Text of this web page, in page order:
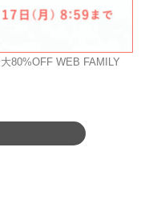
80%OFF WEB FAMILY